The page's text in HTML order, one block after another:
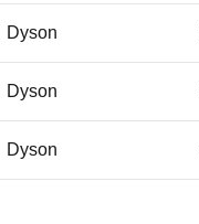
Dyson
Dyson
Dyson